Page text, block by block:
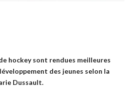
hockey sont rendues meilleures
des jeunes selon la
Dussault.